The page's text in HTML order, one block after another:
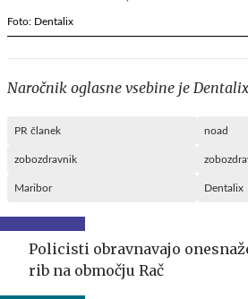
Foto: Dentalix
Naročnik oglasne vsebine je
PR članek noad
zobozdravnik
Maribor Dentalix
Policisti obravnavajo
rib na območju Rač